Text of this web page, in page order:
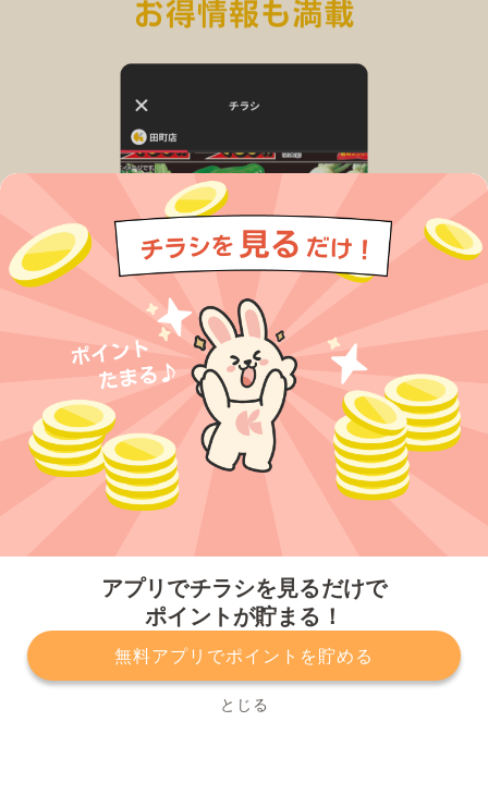
アプリでチラシを見るだけで
ポイントが貯まる！
無料アプリでポイントを貯める
とじる
プライバシーポリシー 利用規約
運営会社
サービスに関してのお問い合わせ